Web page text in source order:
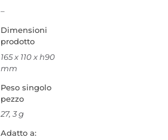
–
Dimensioni
prodotto
165 x 110 x h90
mm
Peso singolo
pezzo
27, 3 g
Adatto a: